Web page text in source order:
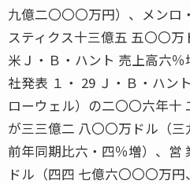
九億二〇〇〇万円）、メンロ
スティクス十三億五 五〇〇万
米Ｊ・Ｂ・ハント 売上高六
社発表 １・ 29 Ｊ・Ｂ・ハン
ローウェル）の二〇〇六年十
が三三億二 八〇〇万ドル（三
前年同期比六・四％増）、営
ドル（四四 七億六〇〇〇万